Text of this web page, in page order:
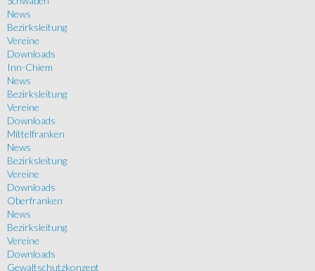
News
Bezirksleitung
Vereine
Downloads
Inn-Chiem
News
Bezirksleitung
Vereine
Downloads
Mittelfranken
News
Bezirksleitung
Vereine
Downloads
Oberfranken
News
Bezirksleitung
Vereine
Downloads
Gewaltschutzkonzept